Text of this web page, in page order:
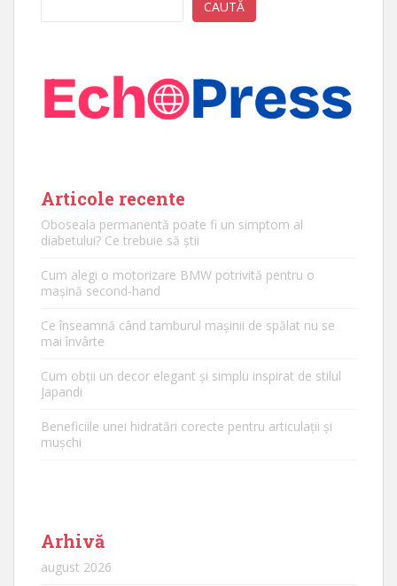
CAUTĂ
Articole recente
Oboseala permanentă poate fi un simptom al
diabetului? Ce trebuie să știi
Cum alegi o motorizare BMW potrivită pentru o
mașină second-hand
Ce înseamnă când tamburul mașinii de spălat nu se
mai învârte
Cum obții un decor elegant și simplu inspirat de stilul
Japandi
Beneficiile unei hidratări corecte pentru articulații și
mușchi
Arhivă
august 2026